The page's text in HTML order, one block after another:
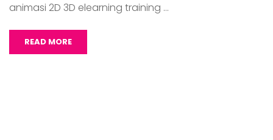
animasi 2D 3D elearning training …
READ MORE